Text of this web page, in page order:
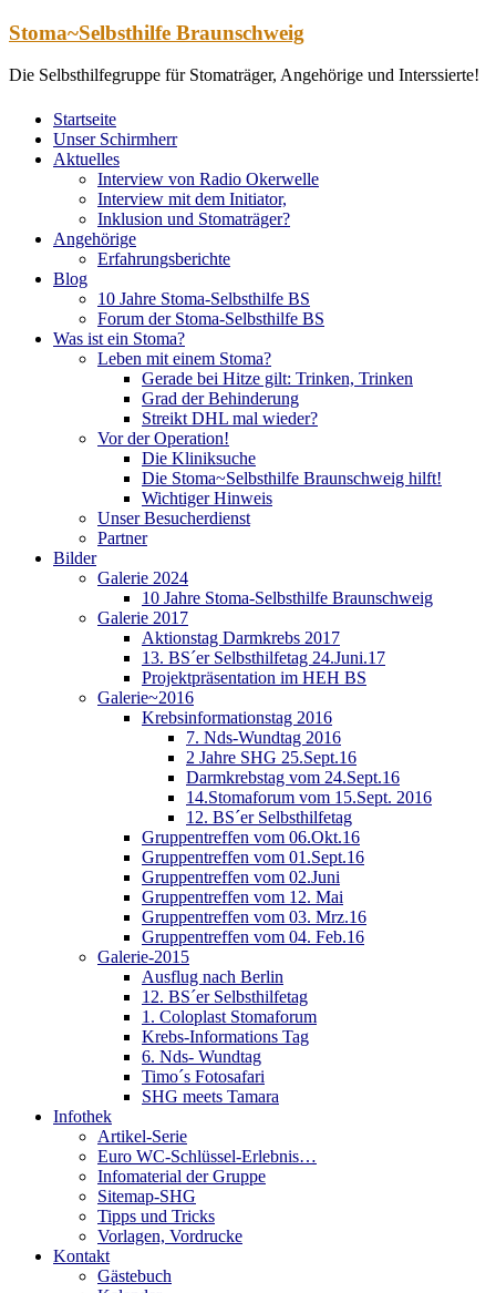
Zum
springen
Stoma~Selbsthilfe Braunschweig
Die Selbsthilfegruppe für Stomaträger, Angehörige und Interssierte!
Startseite
Unser Schirmherr
Aktuelles
Interview von Radio Okerwelle
Interview mit dem Initiator,
Inklusion und Stomaträger?
Angehörige
Erfahrungsberichte
Blog
10 Jahre Stoma-Selbsthilfe BS
Forum der Stoma-Selbsthilfe BS
Was ist ein Stoma?
Leben mit einem Stoma?
Gerade bei Hitze gilt: Trinken, Trinken
Grad der Behinderung
Streikt DHL mal wieder?
Vor der Operation!
Die Kliniksuche
Die Stoma~Selbsthilfe Braunschweig hilft!
Wichtiger Hinweis
Unser Besucherdienst
Partner
Bilder
Galerie 2024
10 Jahre Stoma-Selbsthilfe Braunschweig
Galerie 2017
Aktionstag Darmkrebs 2017
13. BS´er Selbsthilfetag 24.Juni.17
Projektpräsentation im HEH BS
Galerie~2016
Krebsinformationstag 2016
7. Nds-Wundtag 2016
2 Jahre SHG 25.Sept.16
Darmkrebstag vom 24.Sept.16
14.Stomaforum vom 15.Sept. 2016
12. BS´er Selbsthilfetag
Gruppentreffen vom 06.Okt.16
Gruppentreffen vom 01.Sept.16
Gruppentreffen vom 02.Juni
Gruppentreffen vom 12. Mai
Gruppentreffen vom 03. Mrz.16
Gruppentreffen vom 04. Feb.16
Galerie-2015
Ausflug nach Berlin
12. BS´er Selbsthilfetag
1. Coloplast Stomaforum
Krebs-Informations Tag
6. Nds- Wundtag
Timo´s Fotosafari
SHG meets Tamara
Infothek
Artikel-Serie
Euro WC-Schlüssel-Erlebnis…
Infomaterial der Gruppe
Sitemap-SHG
Tipps und Tricks
Vorlagen, Vordrucke
Kontakt
Gästebuch